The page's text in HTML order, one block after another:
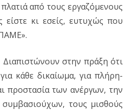
πλατιά από τους εργαζόμενους
κι εσείς, ευτυχώς που
ΠΑΜΕ».
Διαπιστώνουν στην πράξη ότι
κάθε δικαίωμα, για πλήρη-
προστασία των ανέργων, την
τους μισθούς